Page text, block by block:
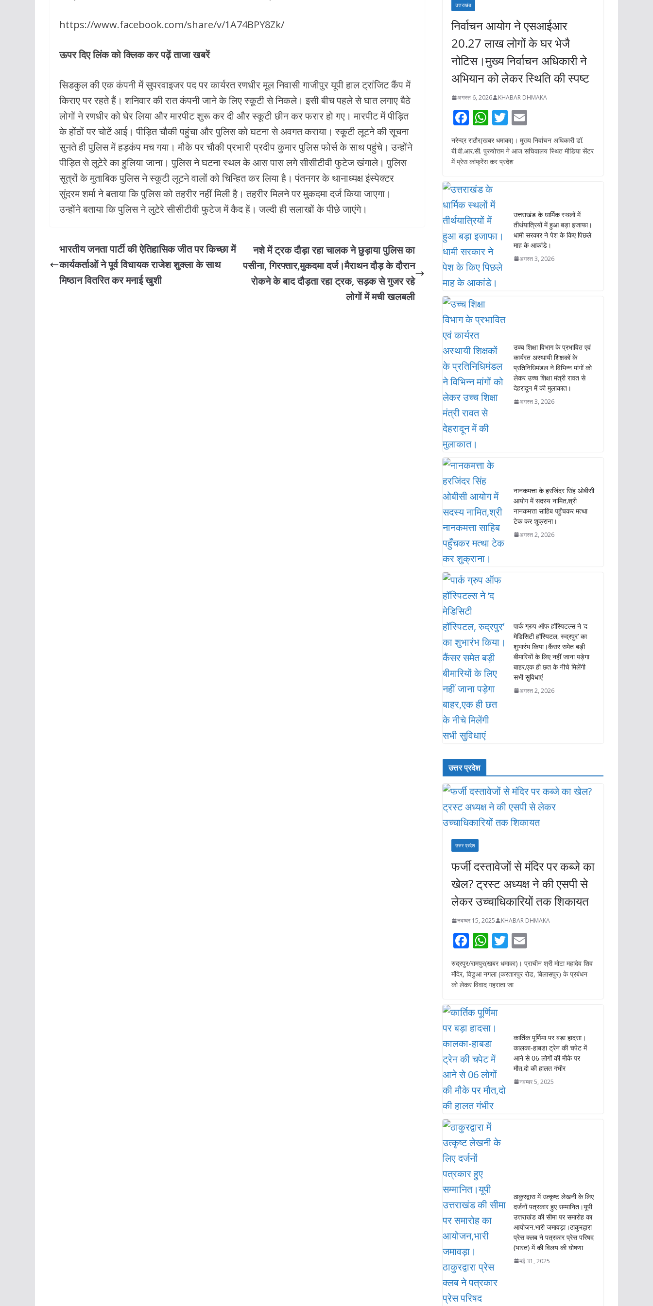
https://www.facebook.com/share/v/1A74BPY8Zk/
ऊपर दिए लिंक को क्लिक कर पढ़ें ताजा खबरें
सिडकुल की एक कंपनी में सुपरवाइजर पद पर कार्यरत रणधीर मूल निवासी गाजीपुर यूपी हाल ट्रांजिट कैंप में
किराए पर रहते हैं। शनिवार की रात कंपनी जाने के लिए स्कूटी से निकले। इसी बीच पहले से घात लगाए बैठे
लोगों ने रणधीर को घेर लिया और मारपीट शुरू कर दी और स्कूटी छीन कर फरार हो गए। मारपीट में पीड़ित
के होंठों पर चोटें आई। पीड़ित चौकी पहुंचा और पुलिस को घटना से अवगत कराया। स्कूटी लूटने की सूचना
सुनते ही पुलिस में हड़कंप मच गया। मौके पर चौकी प्रभारी प्रदीप कुमार पुलिस फोर्स के साथ पहुंचे। उन्होंने
पीड़ित से लुटेरे का हुलिया जाना। पुलिस ने घटना स्थल के आस पास लगे सीसीटीवी फुटेज खंगाले। पुलिस
सूत्रों के मुताबिक पुलिस ने स्कूटी लूटने वालों को चिन्हित कर लिया है। पंतनगर के थानाध्यक्ष इंस्पेक्टर
सुंदरम शर्मा ने बताया कि पुलिस को तहरीर नहीं मिली है। तहरीर मिलने पर मुकदमा दर्ज किया जाएगा।
उन्होंने बताया कि पुलिस ने लुटेरे सीसीटीवी फुटेज में कैद हें। जल्दी ही सलाखों के पीछे जाएंगे।
भारतीय जनता पार्टी की ऐतिहासिक जीत पर किच्छा में
कार्यकर्ताओं ने पूर्व विधायक राजेश शुक्ला के साथ
मिष्ठान वितरित कर मनाई खुशी
नशे में ट्रक दौड़ा रहा चालक ने छुड़ाया पुलिस का
पसीना, गिरफ्तार,मुकदमा दर्ज।मैराथन दौड़ के दौरान
रोकने के बाद दौड़ता रहा ट्रक, सड़क से गुजर रहे
लोगों में मची खलबली
उत्तराखंड
निर्वाचन आयोग ने एसआईआर
20.27 लाख लोगों के घर भेजै
नोटिस।मुख्य निर्वाचन अधिकारी ने
अभियान को लेकर स्थिति की स्पष्ट
अगस्त 6, 2026 KHABAR DHMAKA
F
ac
e
b
o
o
k
W
h
at
s
p
p
T
w
itt
er
m
ai
नरेन्द्र राठौर(खबर धमाका)। मुख्य निर्वाचन अधिकारी डॉ.
बी.वी.आर.सी. पुरुषोत्तम ने आज सचिवालय स्थित मीडिया सेंटर
में प्रेस कांफ्रेंस कर प्रदेश
उत्तराखंड के धार्मिक स्थलों में
तीर्थयात्रियों में हुआ बड़ा इजाफा।
धामी सरकार ने पेश के किए पिछले
माह के आकांडे।
अगस्त 3, 2026
उच्च शिक्षा विभाग के प्रभावित एवं
कार्यरत अस्थायी शिक्षकों के
प्रतिनिधिमंडल ने विभिन्न मांगों को
लेकर उच्च शिक्षा मंत्री रावत से
देहरादून में की मुलाकात।
अगस्त 3, 2026
नानकमत्ता के हरजिंदर सिंह ओबीसी
आयोग में सदस्य नामित,श्री
नानकमत्ता साहिब पहुँचकर मत्था
टेक कर शुक्राना।
अगस्त 2, 2026
पार्क ग्रुप ऑफ हॉस्पिटल्स ने ‘द
मेडिसिटी हॉस्पिटल, रुद्रपुर’ का
शुभारंभ किया।कैंसर समेत बड़ी
बीमारियों के लिए नहीं जाना पड़ेगा
बाहर,एक ही छत के नीचे मिलेंगी
सभी सुविधाएं
अगस्त 2, 2026
उत्तर प्रदेश
उत्तर प्रदेश
फर्जी दस्तावेजों से मंदिर पर कब्जे का
खेल? ट्रस्ट अध्यक्ष ने की एसपी से
लेकर उच्चाधिकारियों तक शिकायत
नवम्बर 15, 2025 KHABAR DHMAKA
F
ac
e
b
o
k
W
h
at
s
A
p
p
T
w
itt
er
m
ai
रुद्रपुर/रामपुर(खबर धमाका)। प्राचीन श्री मोटा महादेव शिव
मंदिर, विडुआ नगला (करतारपुर रोड, बिलासपुर) के प्रबंधन
को लेकर विवाद गहराता जा
कार्तिक पूर्णिमा पर बड़ा हादसा।
कालका-हाबडा ट्रेन की चपेट में
आने से 06 लोगों की मौके पर
मौत,दो की हालत गंभीर
नवम्बर 5, 2025
ठाकुरद्वारा में उत्कृष्ट लेखनी के लिए
दर्जनों पत्रकार हुए सम्मानित।यूपी
उत्तराखंड की सीमा पर समारोह का
आयोजन,भारी जमावड़ा।ठाकुरद्वारा
प्रेस क्लब ने पत्रकार प्रेस परिषद
(भारत) में की विलय की घोषणा
मई 31, 2025